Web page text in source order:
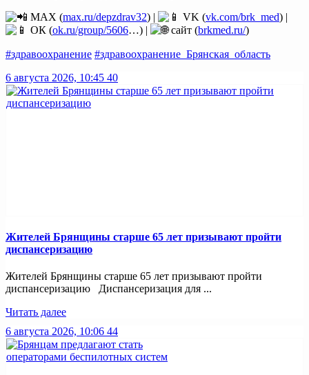
MAX (max.ru/depzdrav32) | VK (vk.com/brk_med) |
ОК (ok.ru/group/5606…) | сайт (brkmed.ru/)
#здравоохранение #здравоохранение_Брянская_область
6 августа 2026, 10:45 40
Жителей Брянщины старше 65 лет призывают пройти
диспансеризацию
Жителей Брянщины старше 65 лет призывают пройти
диспансеризацию Диспансеризация для ...
Читать далее
6 августа 2026, 10:06 44